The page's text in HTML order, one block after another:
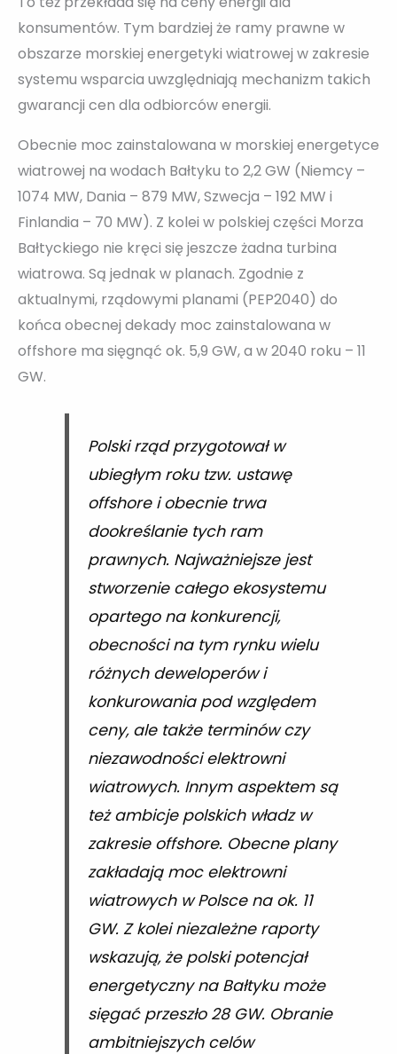
konsumentów. Tym bardziej że ramy prawne w
obszarze morskiej energetyki wiatrowej w zakresie
systemu wsparcia uwzględniają mechanizm takich
gwarancji cen dla odbiorców energii.
Obecnie moc zainstalowana w morskiej energetyce
wiatrowej na wodach Bałtyku to 2,2 GW (Niemcy –
1074 MW, Dania – 879 MW, Szwecja – 192 MW i
Finlandia – 70 MW). Z kolei w polskiej części Morza
Bałtyckiego nie kręci się jeszcze żadna turbina
wiatrowa. Są jednak w planach. Zgodnie z
aktualnymi, rządowymi planami (PEP2040) do
końca obecnej dekady moc zainstalowana w
offshore ma sięgnąć ok. 5,9 GW, a w 2040 roku – 11
GW.
Polski rząd przygotował w
ubiegłym roku tzw. ustawę
offshore i obecnie trwa
dookreślanie tych ram
prawnych. Najważniejsze jest
stworzenie całego ekosystemu
opartego na konkurencji,
obecności na tym rynku wielu
różnych deweloperów i
konkurowania pod względem
ceny, ale także terminów czy
niezawodności elektrowni
wiatrowych. Innym aspektem są
też ambicje polskich władz w
zakresie offshore. Obecne plany
zakładają moc elektrowni
wiatrowych w Polsce na ok. 11
GW. Z kolei niezależne raporty
wskazują, że polski potencjał
energetyczny na Bałtyku może
sięgać przeszło 28 GW. Obranie
ambitniejszych celów